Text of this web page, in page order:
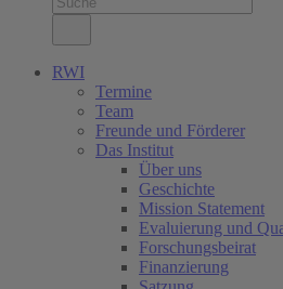
RWI
Termine
Team
Freunde und Förderer
Das Institut
Über uns
Geschichte
Mission Statement
Evaluierung und
Forschungsbeirat
Finanzierung